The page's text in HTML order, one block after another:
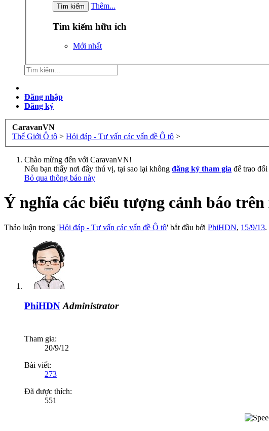
Thêm...
Tìm kiếm hữu ích
Mới nhất
Đăng nhập
Đăng ký
CaravanVN
Thế Giới Ô tô > Hỏi đáp - Tư vấn các vấn đề Ô tô >
Chào mừng đến với CaravanVN!
Nếu bạn thấy nơi đây thú vị, tại sao lại không đăng ký tham gia để trao
Bỏ qua thông báo này
Ý nghĩa các biểu tượng cảnh báo trên
Thảo luận trong 'Hỏi đáp - Tư vấn các vấn đề Ô tô' bắt đầu bởi PhiHDN, 15/9/13.
PhiHDN Administrator
Tham gia:
20/9/12
Bài viết:
273
Đã được thích:
551